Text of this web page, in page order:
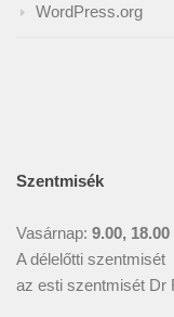
WordPress.org
Szentmisék
Vasárnap: 9.00, 18.00
A délelőtti szentmisét
az esti szentmisét Dr